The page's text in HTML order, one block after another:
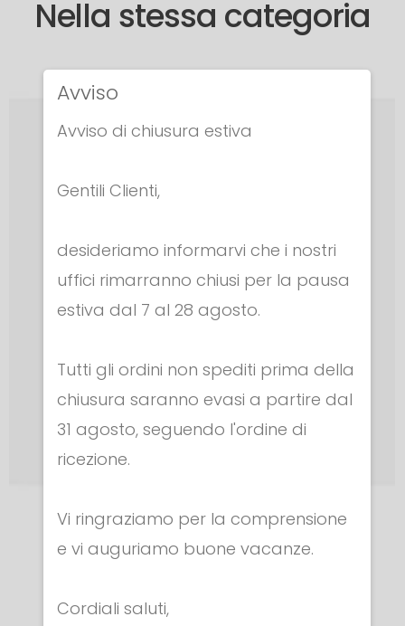
Nella stessa categoria
BORSE A TRACOLLA
JUNIOR CASE
Avviso
Avviso di chiusura estiva
Gentili Clienti,
desideriamo informarvi che i nostri
uffici rimarranno chiusi per la pausa
estiva dal 7 al 28 agosto.
Tutti gli ordini non spediti prima della
chiusura saranno evasi a partire dal
31 agosto, seguendo l'ordine di
ricezione.
Vi ringraziamo per la comprensione
e vi auguriamo buone vacanze.
Cordiali saluti,